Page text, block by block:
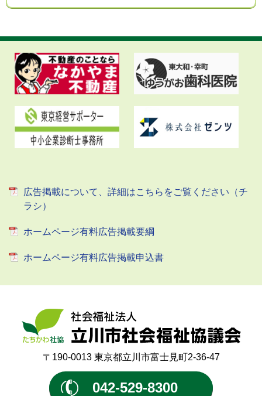
広告掲載について、詳細はこちらをご覧ください（チ
ラシ）
ホームページ有料広告掲載要綱
ホームページ有料広告掲載申込書
〒190-0013 東京都立川市富士見町2-36-47
042-529-8300